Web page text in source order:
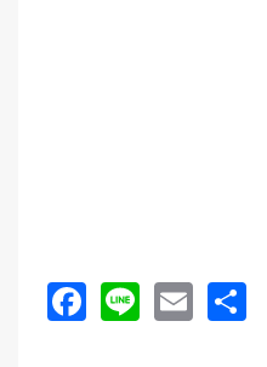
Facebook
LineEmail